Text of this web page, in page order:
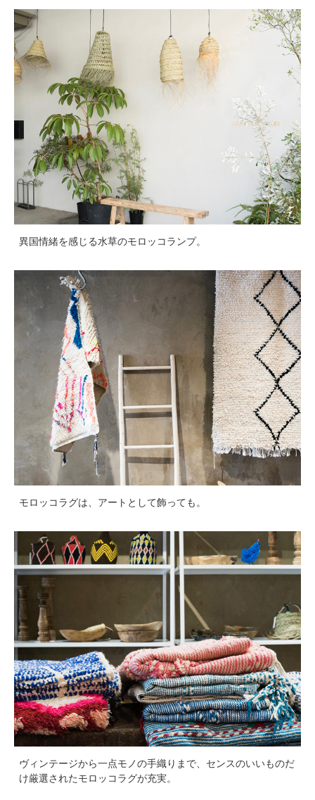
異国情緒を感じる水草のモロッコランプ。
モロッコラグは、アートとして飾っても。
ヴィンテージから一点モノの手織りまで、センスのいいものだ
け厳選されたモロッコラグが充実。